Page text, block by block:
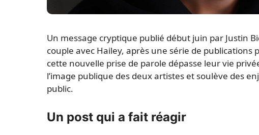
Un message cryptique publié début juin par Justin
couple avec Hailey, après une série de
cette nouvelle prise de parole dépasse leur vie
l’image publique des deux artistes et soulève des
public.
Un post qui a fait réagir